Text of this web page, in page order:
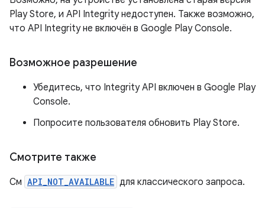
Play Store, и API Integrity недоступен. Также возможно,
что API Integrity не включён в Google Play Console.
Возможное разрешение
Убедитесь, что Integrity API включен в Google Play
Console.
Попросите пользователя обновить Play Store.
Смотрите также
См API_NOT_AVAILABLE для классического запроса.